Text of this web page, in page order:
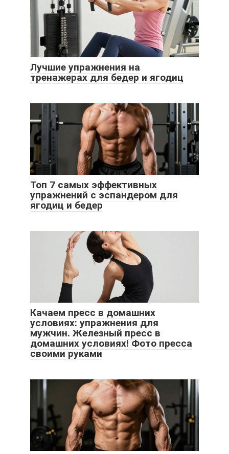
Лучшие упражнения на
тренажерах для бедер и ягодиц
Топ 7 самых эффективных
упражнений с эспандером для
ягодиц и бедер
Качаем пресс в домашних
условиях: упражнения для
мужчин. Железный пресс в
домашних условиях! Фото пресса
своими руками